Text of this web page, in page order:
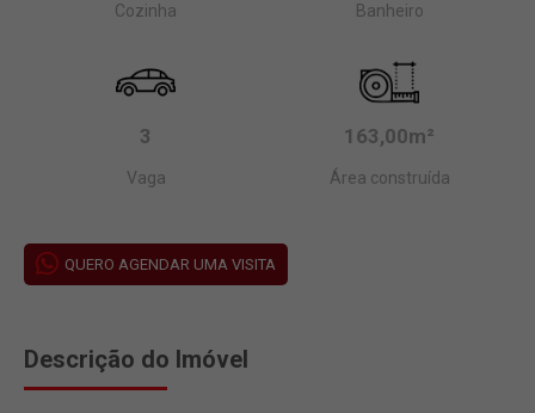
Cozinha Banheiro
3
Vaga
163,00m²
Área construída
QUERO AGENDAR UMA VISITA
Descrição do Imóvel